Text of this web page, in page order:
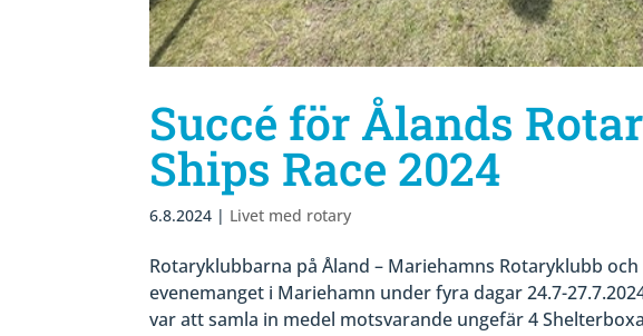
Succé för Ålands
Ships Race 2024
6.8.2024 | Livet med rotary
Rotaryklubbarna på Åland – Mariehamns Rotaryklubb
evenemanget i Mariehamn under fyra dagar 24.7-
var att samla in medel motsvarande ungefär 4